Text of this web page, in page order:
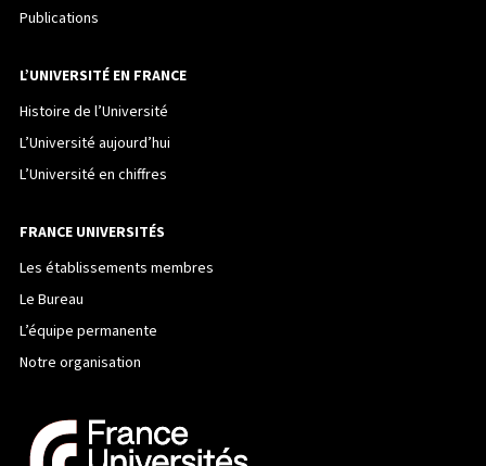
Publications
L’UNIVERSITÉ EN FRANCE
Histoire de l’Université
L’Université aujourd’hui
L’Université en chiffres
FRANCE UNIVERSITÉS
Les établissements membres
Le Bureau
L’équipe permanente
Notre organisation